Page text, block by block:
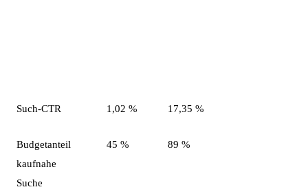
Such-CTR 1,02 % 17,35 %
Budgetanteil
kaufnahe
Suche
45 % 89 %